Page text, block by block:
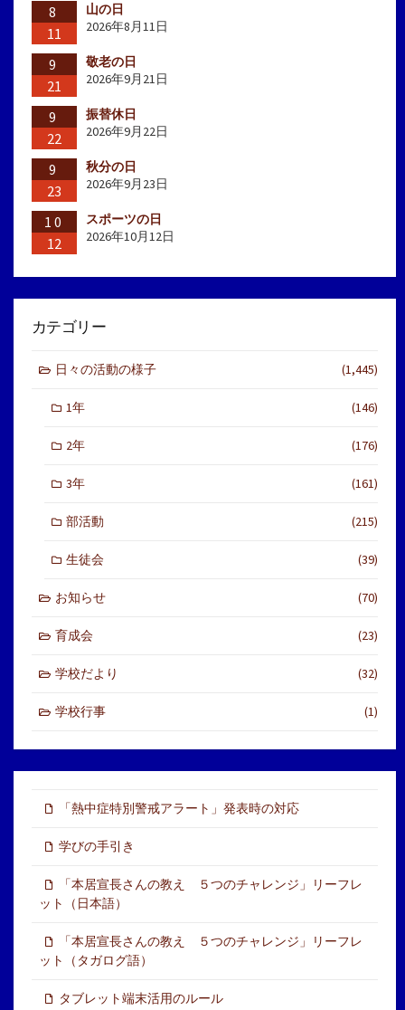
8
11
山の日
2026年8月11日
9
21
敬老の日
2026年9月21日
9
22
振替休日
2026年9月22日
9
23
秋分の日
2026年9月23日
10
12
スポーツの日
2026年10月12日
カテゴリー
日々の活動の様子 (1,445)
1年 (146)
2年 (176)
3年 (161)
部活動 (215)
生徒会 (39)
お知らせ (70)
育成会 (23)
学校だより (32)
学校行事 (1)
「熱中症特別警戒アラート」発表時の対応
学びの手引き
「本居宣長さんの教え ５つのチャレンジ」リーフレ
ット（日本語）
「本居宣長さんの教え ５つのチャレンジ」リーフレ
ット（タガログ語）
タブレット端末活用のルール